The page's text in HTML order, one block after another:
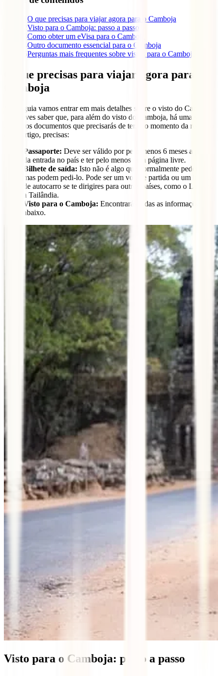
O que precisas para viajar agora para o Camboja
Visto para o Camboja: passo a passo
Como obter um eVisa para o Camboja
4Outro documento essencial para o Camboja
5Perguntas mais frequentes sobre vistos para o Camboja
O que precisas para viajar agora para o
Camboja
Neste guia vamos entrar em mais detalhes sobre o visto do Camboja,
mas deves saber que, para além do visto do Camboja, há uma série
de outros documentos que precisarás de ter. No momento da redação
deste artigo, precisas:
Passaporte: Deve ser válido por pelo menos 6 meses a partir
da entrada no país e ter pelo menos uma página livre.
Bilhete de saída: Isto não é algo que normalmente pedem,
mas podem pedi-lo. Pode ser um voo de partida ou um bilhete
de autocarro se te dirigires para outros países, como o Laos ou
a Tailândia.
Visto para o Camboja: Encontrarás todas as informações
abaixo.
Visto para o Camboja: passo a passo